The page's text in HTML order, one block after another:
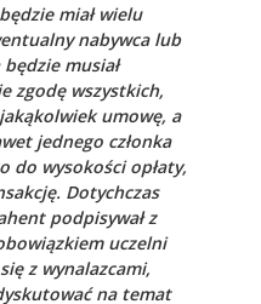
miał wielu
nabywca lub
musiał
zgodę wszystkich,
umowę, a
jednego członka
do wysokości opłaty,
Dotychczas
podpisywał z
uczelni
z wynalazcami,
na temat